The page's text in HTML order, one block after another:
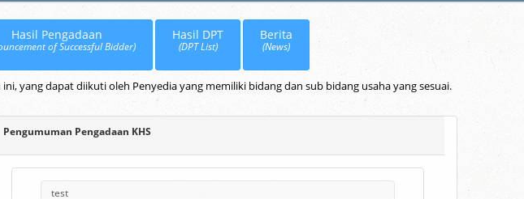
Hasil Pengadaan
of Successful Bidder)
Hasil DPT
(DPT List)
Berita
(News)
yang dapat diikuti oleh Penyedia yang memiliki bidang dan sub bidang usaha yang sesuai.
Pengumuman Pengadaan KHS